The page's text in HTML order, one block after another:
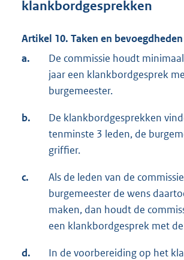
klankbordgesprekken
Artikel 10. Taken en bevoegdheden
a.
De commissie houdt
jaar een klankbordgesprek
burgemeester.
b.
De klankbordgesprekken
tenminste 3 leden, de
griffier.
c.
Als de leden van de
burgemeester de wens
maken, dan houdt de
een klankbordgesprek met
d.
In de voorbereiding op het